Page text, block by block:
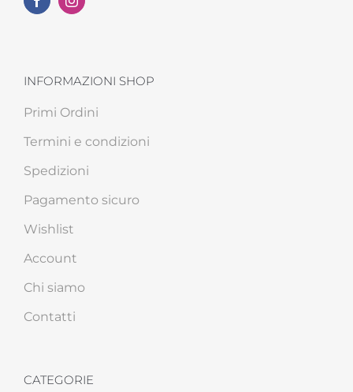
INFORMAZIONI SHOP
Primi Ordini
Termini e condizioni
Spedizioni
Pagamento sicuro
Wishlist
Account
Chi siamo
Contatti
CATEGORIE